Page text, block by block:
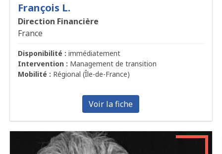
François L.
Direction Financière
France
Disponibilité :immédiatement
Intervention : Management de transition
Mobilité : Régional (Île-de-France)
Voir la fiche